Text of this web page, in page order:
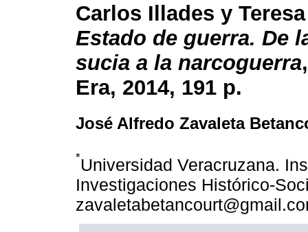
Carlos Illades y
Estado de guerra. De
sucia a la narcoguerra
Era, 2014, 191 p.
José Alfredo Zavaleta
*Universidad Veracruzana.
Investigaciones Histórico-